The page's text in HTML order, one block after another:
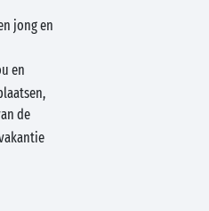
jong en
en
de